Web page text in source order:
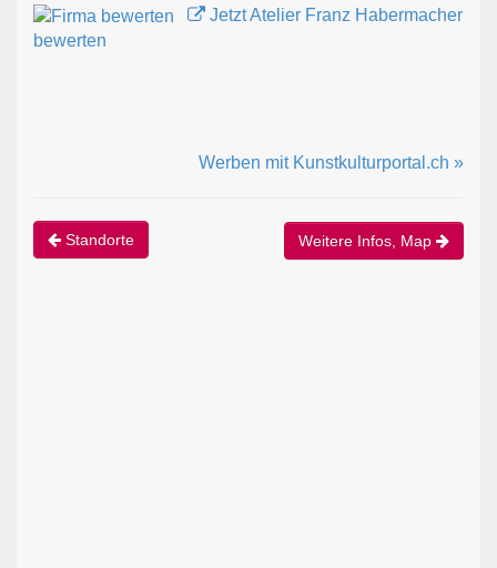
Jetzt Atelier Franz Habermacher
bewerten
Werben mit Kunstkulturportal.ch »
Standorte Weitere Infos, Map